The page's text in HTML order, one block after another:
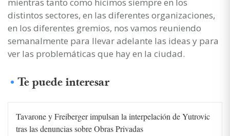
distintos sectores, en las diferentes organizaciones,
en los diferentes gremios, nos vamos reuniendo
semanalmente para llevar adelante las ideas y para
ver las problemáticas que hay en la ciudad.
Te puede interesar
Tavarone y Freiberger impulsan la interpelación de Yutrovic
tras las denuncias sobre Obras Privadas